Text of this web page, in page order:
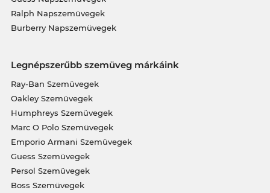
Ralph Napszemüvegek
Burberry Napszemüvegek
Legnépszerűbb szemüveg márkáink
Ray-Ban Szemüvegek
Oakley Szemüvegek
Humphreys Szemüvegek
Marc O Polo Szemüvegek
Emporio Armani Szemüvegek
Guess Szemüvegek
Persol Szemüvegek
Boss Szemüvegek